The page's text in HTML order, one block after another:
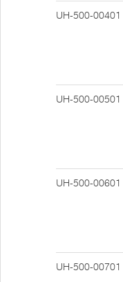
UH-500-00401
UH-500-00501
UH-500-00601
UH-500-00701